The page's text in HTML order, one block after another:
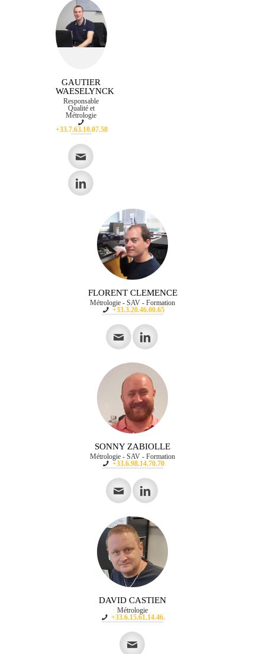
GAUTIER
WAESELYNCK
Responsable
Qualité et
Métrologie
+33.7.63.10.07.58
FLORENT CLEMENCE
Métrologie - SAV - Formation
+33.3.20.46.00.65
SONNY ZABIOLLE
Métrologie - SAV - Formation
+33.6.98.14.70.70
DAVID CASTIEN
Métrologie
+33.6.15.61.14.46.